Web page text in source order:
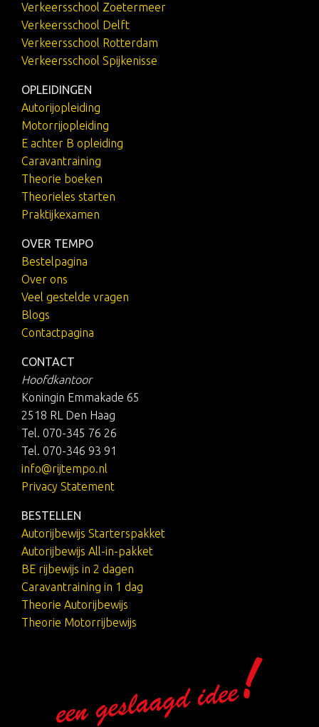
Verkeersschool Zoetermeer
Verkeersschool Delft
Verkeersschool Rotterdam
Verkeersschool Spijkenisse
OPLEIDINGEN
Autorijopleiding
Motorrijopleiding
E achter B opleiding
Caravantraining
Theorie boeken
Theorieles starten
Praktijkexamen
OVER TEMPO
Bestelpagina
Over ons
Veel gestelde vragen
Blogs
Contactpagina
CONTACT
Hoofdkantoor
Koningin Emmakade 65
2518 RL Den Haag
Tel. 070-345 76 26
Tel. 070-346 93 91
info@rijtempo.nl
Privacy Statement
BESTELLEN
Autorijbewijs Starterspakket
Autorijbewijs All-in-pakket
BE rijbewijs in 2 dagen
Caravantraining in 1 dag
Theorie Autorijbewijs
Theorie Motorrijbewijs